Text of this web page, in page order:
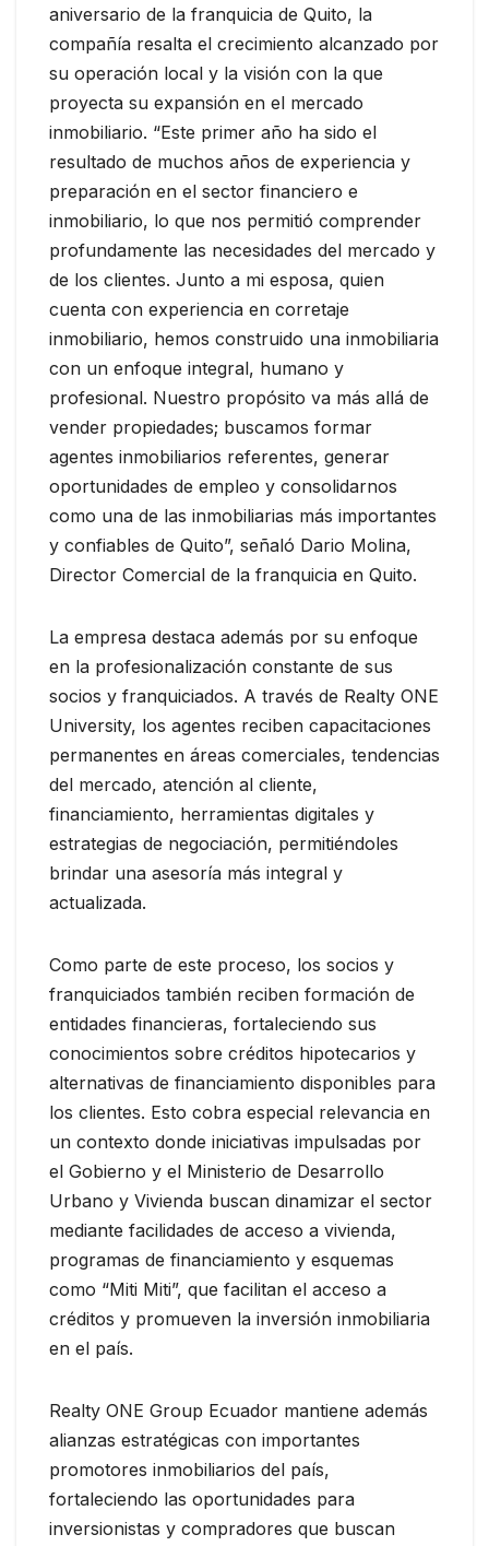
aniversario de la franquicia de Quito, la
compañía resalta el crecimiento alcanzado por
su operación local y la visión con la que
proyecta su expansión en el mercado
inmobiliario. “Este primer año ha sido el
resultado de muchos años de experiencia y
preparación en el sector financiero e
inmobiliario, lo que nos permitió comprender
profundamente las necesidades del mercado y
de los clientes. Junto a mi esposa, quien
cuenta con experiencia en corretaje
inmobiliario, hemos construido una inmobiliaria
con un enfoque integral, humano y
profesional. Nuestro propósito va más allá de
vender propiedades; buscamos formar
agentes inmobiliarios referentes, generar
oportunidades de empleo y consolidarnos
como una de las inmobiliarias más importantes
y confiables de Quito”, señaló Dario Molina,
Director Comercial de la franquicia en Quito.
La empresa destaca además por su enfoque
en la profesionalización constante de sus
socios y franquiciados. A través de Realty ONE
University, los agentes reciben capacitaciones
permanentes en áreas comerciales, tendencias
del mercado, atención al cliente,
financiamiento, herramientas digitales y
estrategias de negociación, permitiéndoles
brindar una asesoría más integral y
actualizada.
Como parte de este proceso, los socios y
franquiciados también reciben formación de
entidades financieras, fortaleciendo sus
conocimientos sobre créditos hipotecarios y
alternativas de financiamiento disponibles para
los clientes. Esto cobra especial relevancia en
un contexto donde iniciativas impulsadas por
el Gobierno y el Ministerio de Desarrollo
Urbano y Vivienda buscan dinamizar el sector
mediante facilidades de acceso a vivienda,
programas de financiamiento y esquemas
como “Miti Miti”, que facilitan el acceso a
créditos y promueven la inversión inmobiliaria
en el país.
Realty ONE Group Ecuador mantiene además
alianzas estratégicas con importantes
promotores inmobiliarios del país,
fortaleciendo las oportunidades para
inversionistas y compradores que buscan